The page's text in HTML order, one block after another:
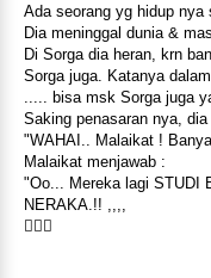
Ada seorang yg hidup nya
Dia meninggal dunia &
Di Sorga dia heran, krn
Sorga juga. Katanya
..... bisa msk Sorga juga
Saking penasaran nya,
"WAHAI.. Malaikat !
Malaikat menjawab :
"Oo... Mereka lagi STUDI
NERAKA.!! ,,,,
